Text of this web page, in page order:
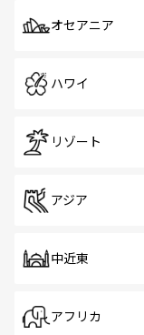
オセアニア
ハワイ
リゾート
アジア
中近東
アフリカ